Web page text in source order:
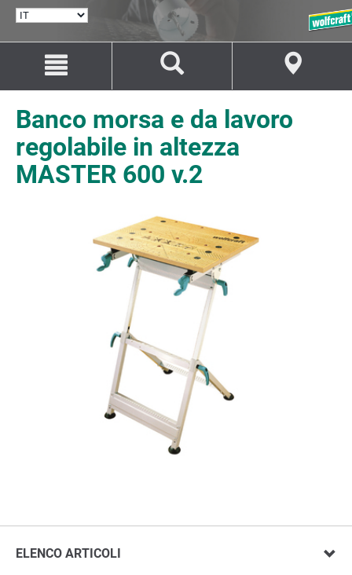
SELEZIONA
contenuto
navigazione
Banco morsa e da lavoro
regolabile in altezza
MASTER 600 v.2
ELENCO ARTICOLI